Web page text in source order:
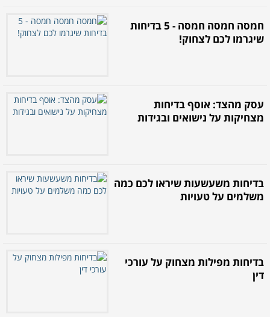
חמסה חמסה חמסה - 5 בדיחות
שיגרמו לכם לצחוק!
עסק מהצד: אוסף בדיחות
מצחיקות על נישואים ובגידות
בדיחות משעשעות שיראו לכם כמה
משלמים על טעויות
בדיחות מפילות מצחוק על עורכי
דין